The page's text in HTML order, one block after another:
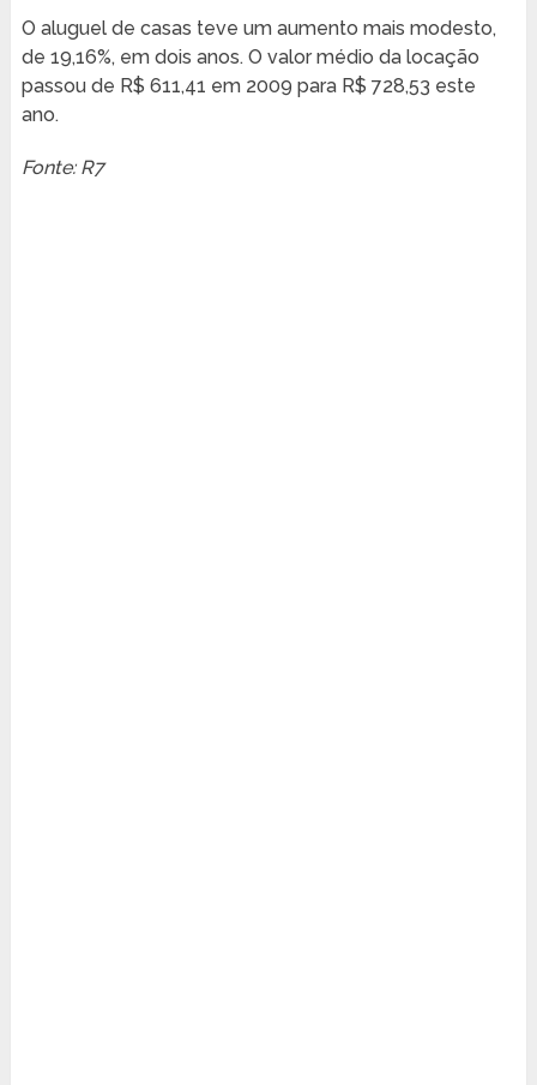
O aluguel de casas teve um aumento mais modesto,
de 19,16%, em dois anos. O valor médio da locação
passou de R$ 611,41 em 2009 para R$ 728,53 este
ano.
Fonte: R7